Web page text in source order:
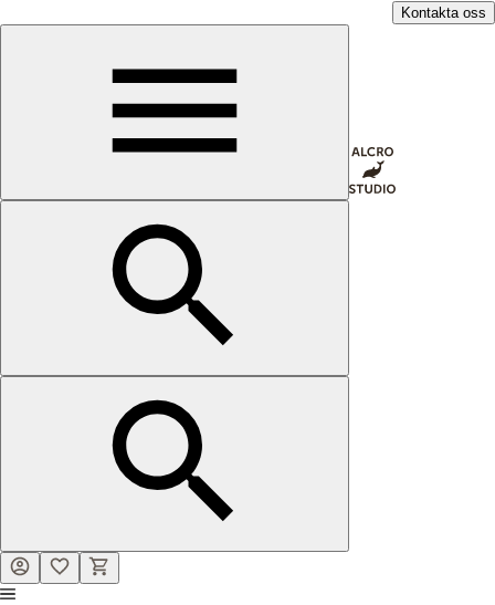
Kontakta oss